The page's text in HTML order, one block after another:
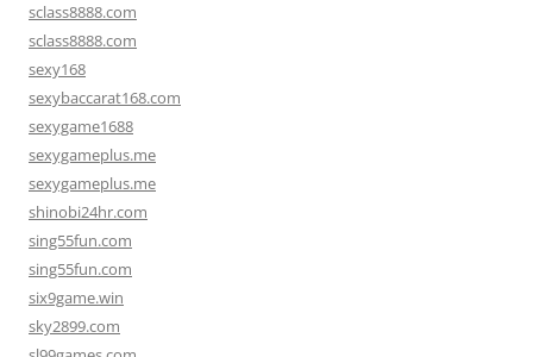
sclass8888.com
sclass8888.com
sexy168
sexybaccarat168.com
sexygame1688
sexygameplus.me
sexygameplus.me
shinobi24hr.com
sing55fun.com
sing55fun.com
six9game.win
sky2899.com